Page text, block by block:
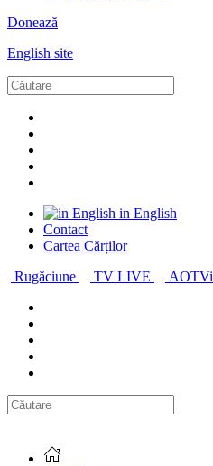
Donează
English site
in English
Contact
Cartea Cărților
Rugăciune
TV LIVE AOTVi